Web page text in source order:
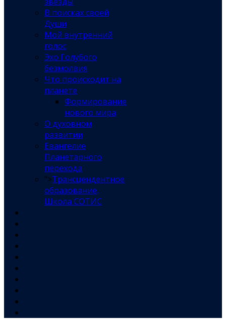
В поисках своей
Души
Мой внутренний
голос
Эхо Голубого
безмолвия
Что происходит на
планете
Формирование
нового мира
О духовном
развитии
Евангелие
Планетарного
перехода
">Трансцендентное
образование,
Школа СОТИС